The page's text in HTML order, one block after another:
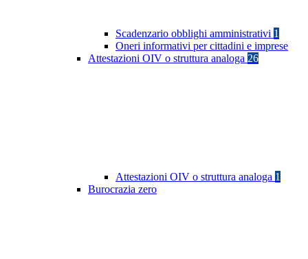
Scadenzario obblighi amministrativi 1
Oneri informativi per cittadini e imprese
Attestazioni OIV o struttura analoga 26
Attestazioni OIV o struttura analoga 1
Burocrazia zero